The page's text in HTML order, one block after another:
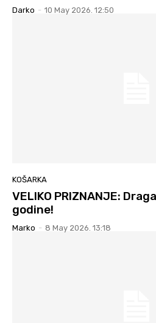
Darko - 10 May 2026. 12:50
KOŠARKA
VELIKO PRIZNANJE:
godine!
Marko - 8 May 2026. 13:18